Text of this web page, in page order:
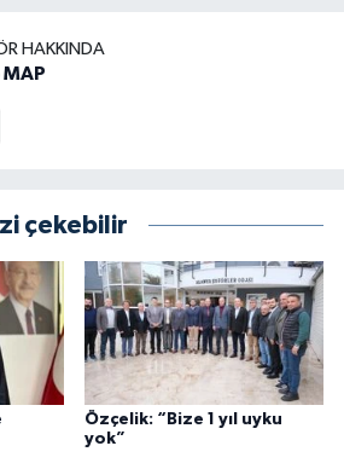
HAKKINDA
çekebilir
Özçelik: “Bize 1 yıl uyku
yok”